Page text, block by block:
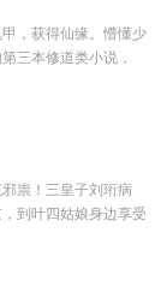
，获得仙缘。懵懂少
本修道类小说，
祟！三皇子刘珩病
到叶四姑娘身边享受